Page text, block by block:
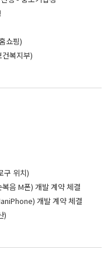
쇼핑)
복지부)
구 위치)
음 M폰) 개발 계약 체결
개발 계약 체결
)